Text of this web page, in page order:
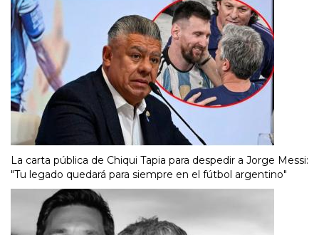
La carta pública de Chiqui Tapia para despedir a Jorge Messi:
"Tu legado quedará para siempre en el fútbol argentino"